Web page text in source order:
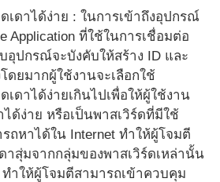
เดาได้ง่าย : ในการเข้าถึงอุปกรณ์
Application ที่ใช้ในการเชื่อมต่อ
อุปกรณ์จะบังคับให้สร้าง ID และ
ดยมากผู้ใช้งานจะเลือกใช้
เดาได้ง่ายเกินไปเพื่อให้ผู้ใช้งาน
ได้ง่าย หรือเป็นพาสเวิร์ดที่มีใช้
ถหาได้ใน Internet ทำให้ผู้โจมตี
าสุ่มจากกลุ่มของพาสเวิร์ดเหล่านั้น
ำให้ผู้โจมตีสามารถเข้าควบคุม